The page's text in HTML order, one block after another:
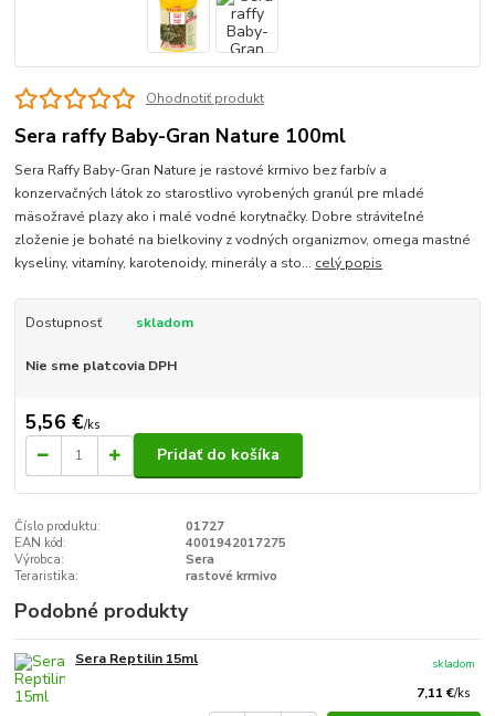
Ohodnotiť produkt
Sera raffy Baby-Gran Nature 100ml
Sera Raffy Baby-Gran Nature je rastové krmivo bez farbív a
konzervačných látok zo starostlivo vyrobených granúl pre mladé
mäsožravé plazy ako i malé vodné korytnačky. Dobre stráviteľné
zloženie je bohaté na bielkoviny z vodných organizmov, omega mastné
kyseliny, vitamíny, karotenoidy, minerály a sto... celý popis
Dostupnosť skladom
Nie sme platcovia DPH
5,56 €/ks
Pridať do košíka
Číslo produktu:
01727
EAN kód:
4001942017275
Výrobca:
Sera
Teraristika:
rastové krmivo
Podobné produkty
Sera Reptilin 15ml
7,11 €/ks
skladom